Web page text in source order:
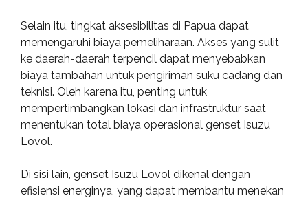
Selain itu, tingkat aksesibilitas di Papua dapat
memengaruhi biaya pemeliharaan. Akses yang sulit
ke daerah-daerah terpencil dapat menyebabkan
biaya tambahan untuk pengiriman suku cadang dan
teknisi. Oleh karena itu, penting untuk
mempertimbangkan lokasi dan infrastruktur saat
menentukan total biaya operasional genset Isuzu
Lovol.
Di sisi lain, genset Isuzu Lovol dikenal dengan
efisiensi energinya, yang dapat membantu menekan